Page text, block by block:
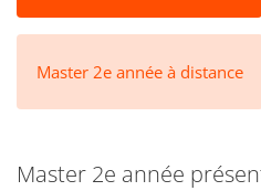
Master 2e année à distance
Master 2e année